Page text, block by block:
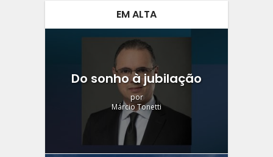
EM ALTA
Do sonho à jubilação
por
Márcio Tonetti